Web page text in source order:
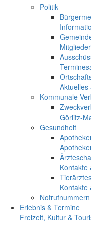
Politik
Termine
Aktuelles
Kommunale
Görlitz-
Gesundheit
Kontakte
Kontakte
Notrufnummern
Erlebnis & Termine
Freizeit, Kultur &